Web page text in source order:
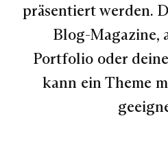
präsentiert werden.
Blog-Magazine,
Portfolio oder
kann ein Theme